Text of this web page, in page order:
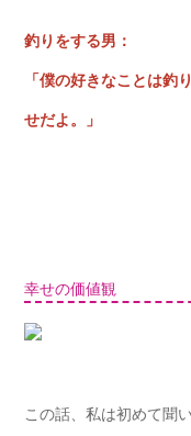
釣りをする男：
「僕の好きなことは釣
せだよ。」
幸せの価値観
この話、私は初めて聞